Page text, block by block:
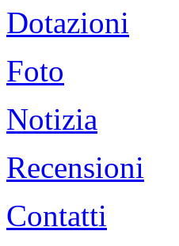
Dotazioni
Foto
Notizia
Recensioni
Contatti